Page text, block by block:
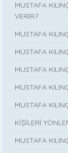
MUSTAFA
VERİR?
MUSTAFA
MUSTAFA
MUSTAFA
MUSTAFA
MUSTAFA
KİŞİLERİ
MUSTAFA